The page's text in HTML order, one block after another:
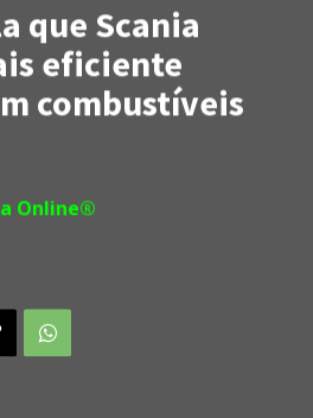
que Scania
eficiente
combustíveis
Online®